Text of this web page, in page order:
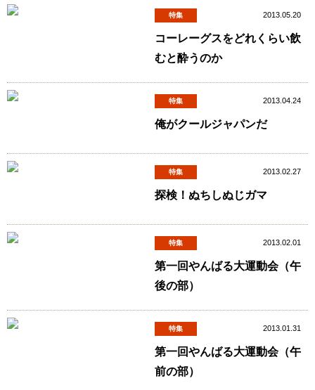
特集 2013.05.20
コーレーグスをどれくらい飲
むと酔うのか
特集 2013.04.24
俺がクールジャパンだ
特集 2013.02.27
探検！ぬちしぬじガマ
特集 2013.02.01
第一回やんばる大運動会（午
後の部）
特集 2013.01.31
第一回やんばる大運動会（午
前の部）